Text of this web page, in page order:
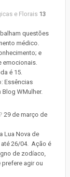
e Florais 13
questões
médico.
e
emocionais.
é 15.
Essências
WMulher.
29 de março de
Lua Nova de
até 26/04. Ação é
de zodíaco,
prefere agir ou